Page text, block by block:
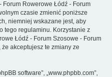
Forum Rowerowe Łódź - Forum
czasie zmienić poniższe
niemniej wskazane jest, aby
tego regulaminu. Korzystanie z
Łódź - Forum Szosowe - Forum
akceptujesz te zmiany ze
software”, „www.phpbb.com”,